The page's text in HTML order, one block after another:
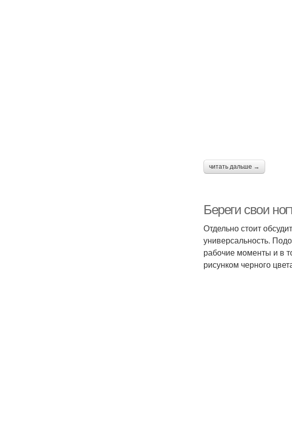
читать дальше →
Береги свои
Отдельно стоит
универсальность.
рабочие моменты и в
рисунком черного